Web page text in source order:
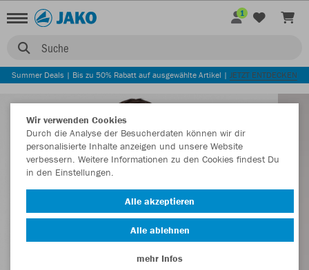
Suche
1
Summer Deals | Bis zu 50% Rabatt auf ausgewählte Artikel | JETZT ENTDECKEN
Wir verwenden Cookies
Durch die Analyse der Besucherdaten können wir dir
personalisierte Inhalte anzeigen und unsere Website
verbessern. Weitere Informationen zu den Cookies findest Du
in den Einstellungen.
Alle akzeptieren
Alle ablehnen
mehr Infos